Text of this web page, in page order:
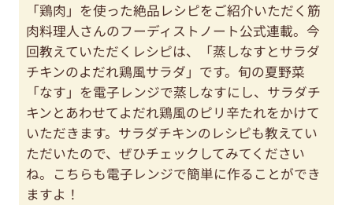
「鶏肉」を使った絶品レシピをご紹介いただく筋
肉料理人さんのフーディストノート公式連載。今
回教えていただくレシピは、「蒸しなすとサラダ
チキンのよだれ鶏風サラダ」です。旬の夏野菜
「なす」を電子レンジで蒸しなすにし、サラダチ
キンとあわせてよだれ鶏風のピリ辛たれをかけて
いただきます。サラダチキンのレシピも教えてい
ただいたので、ぜひチェックしてみてください
ね。こちらも電子レンジで簡単に作ることができ
ますよ！